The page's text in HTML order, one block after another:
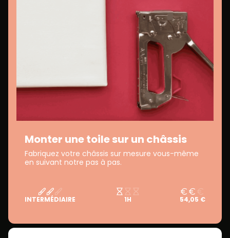
Monter une toile sur un châssis
Fabriquez votre châssis sur mesure vous-même
en suivant notre pas à pas.
INTERMÉDIAIRE 1H 54,05 €